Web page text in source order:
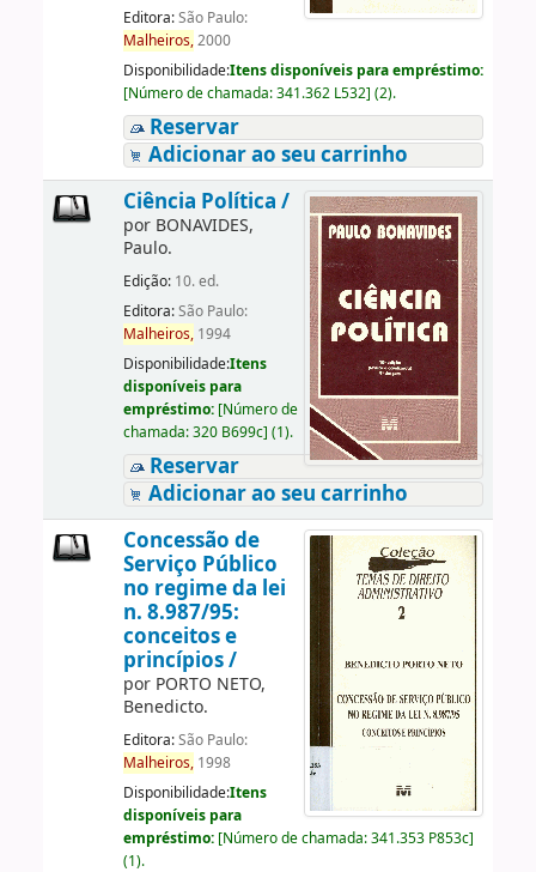
Editora:São Paulo:
Malheiros,2000
Disponibilidade:Itens disponíveis para empréstimo:
[Número de chamada:341.362 L532] (2).
Reservar
Adicionar ao seu carrinho
Ciência Política /
por BONAVIDES,
Paulo.
Edição: 10. ed.
Editora:São Paulo:
Malheiros,1994
Disponibilidade:Itens
disponíveis para
empréstimo: [Número de
chamada:320 B699c] (1).
Reservar
Adicionar ao seu carrinho
Concessão de
Serviço Público
no regime da lei
n. 8.987/95:
conceitos e
princípios /
por PORTO NETO,
Benedicto.
Editora:São Paulo:
Malheiros,1998
Disponibilidade:Itens
disponíveis para
empréstimo: [Número de chamada:341.353 P853c]
(1).